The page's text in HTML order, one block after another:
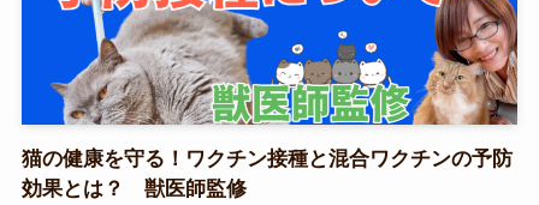
猫の健康を守る！ワクチン接種と混合ワクチンの予防
効果とは？ 獣医師監修